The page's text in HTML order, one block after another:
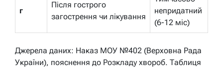
г
Після гострого
загострення чи лікування
непридатний
(6-12 міс)
Джерела даних: Наказ МОУ №402 (Верховна Рада
України), пояснення до Розкладу хвороб. Таблиця